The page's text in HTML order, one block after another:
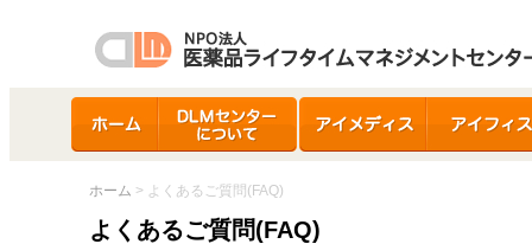
て
ホーム > よくあるご質問(FAQ)
よくあるご質問(FAQ)